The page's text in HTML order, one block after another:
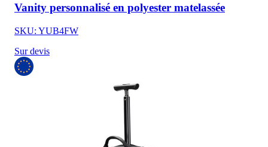
Vanity personnalisé en polyester matelassée
SKU: YUB4FW
Sur devis